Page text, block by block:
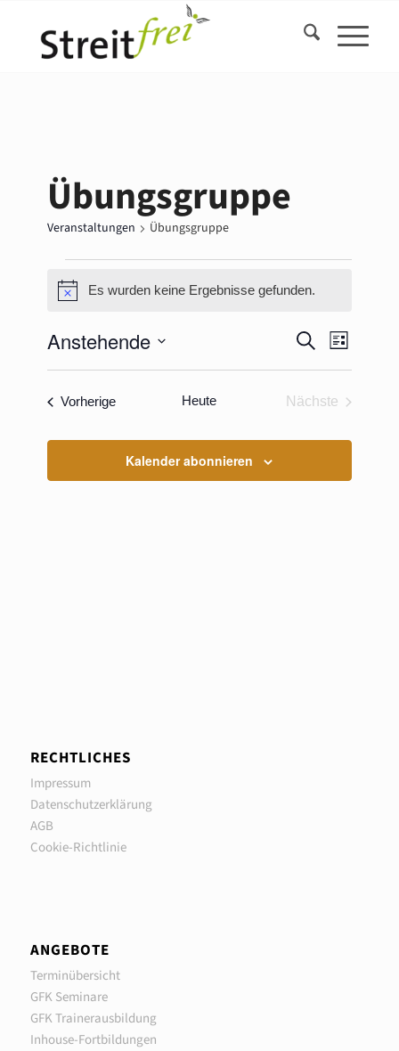
Übungsgruppe
Veranstaltungen Übungsgruppe
Veranstaltungen
HinweisEs wurden keine Ergebnisse gefunden.
Suche
und
Suche Liste
Anstehende
Datum
VorherigeVeranstaltungen
Heute
Nächste
Kalender abonnieren
RECHTLICHES
Impressum
Datenschutzerklärung
AGB
Cookie-Richtlinie
ANGEBOTE
Terminübersicht
GFK Seminare
GFK Trainerausbildung
Inhouse-Fortbildungen